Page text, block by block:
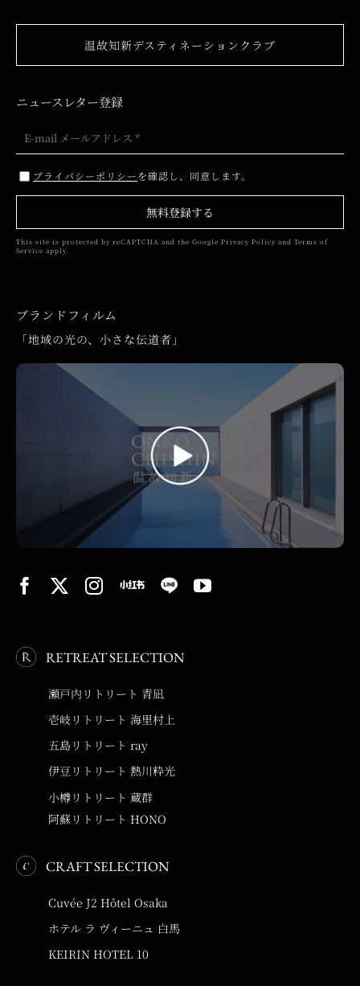
温故知新デスティネーションクラブ
ニュースレター登録
プライバシーポリシーを確認し、同意します。
無料登録する
This site is protected by reCAPTCHA and the Google Privacy Policy and Terms of
Service apply.
ブランドフィルム
「地域の光の、小さな伝道者」
RETREAT SELECTION
瀬戸内リトリート 青凪
壱岐リトリート 海里村上
五島リトリート ray
伊豆リトリート 熱川粋光
小樽リトリート 蔵群
阿蘇リトリート HONO
CRAFT SELECTION
Cuvée J2 Hôtel Osaka
ホテル ラ ヴィーニュ 白馬
KEIRIN HOTEL 10